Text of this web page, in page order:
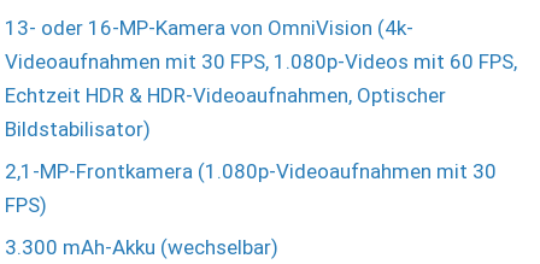
13- oder 16-MP-Kamera von OmniVision (4k-
Videoaufnahmen mit 30 FPS, 1.080p-Videos mit 60 FPS,
Echtzeit HDR & HDR-Videoaufnahmen, Optischer
Bildstabilisator)
2,1-MP-Frontkamera (1.080p-Videoaufnahmen mit 30
FPS)
3.300 mAh-Akku (wechselbar)